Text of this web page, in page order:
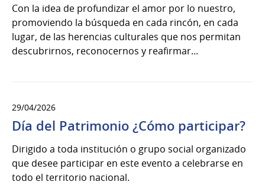
Con la idea de profundizar el amor por lo nuestro,
promoviendo la búsqueda en cada rincón, en cada
lugar, de las herencias culturales que nos permitan
descubrirnos, reconocernos y reafirmar...
29/04/2026
Día del Patrimonio ¿Cómo participar?
Dirigido a toda institución o grupo social organizado
que desee participar en este evento a celebrarse en
todo el territorio nacional.